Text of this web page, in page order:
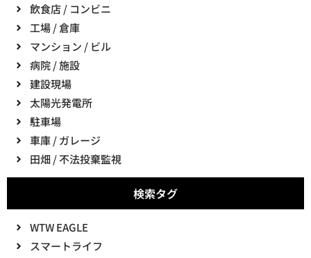
飲食店 / コンビニ
工場 / 倉庫
マンション / ビル
病院 / 施設
建設現場
太陽光発電所
駐車場
車庫 / ガレージ
田畑 / 不法投棄監視
検索タグ
WTW EAGLE
スマートライフ